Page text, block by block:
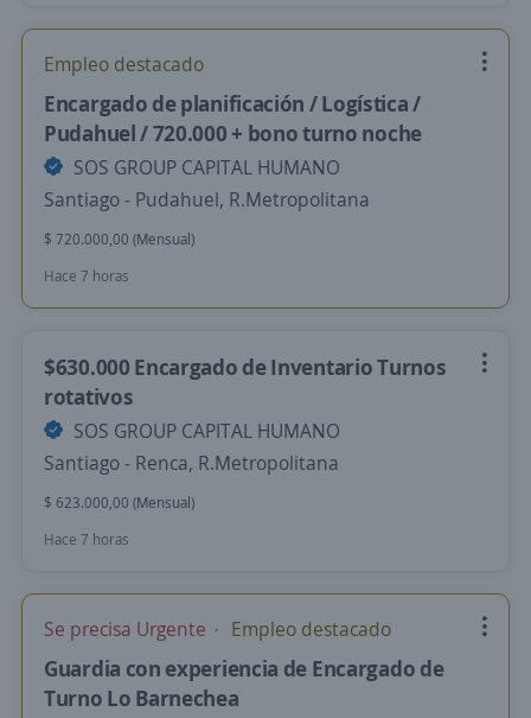
Empleo destacado
Encargado de planificación / Logística /
Pudahuel / 720.000 + bono turno noche
SOS GROUP CAPITAL HUMANO
Santiago - Pudahuel, R.Metropolitana
$ 720.000,00 (Mensual)
Hace 7 horas
$630.000 Encargado de Inventario Turnos
rotativos
SOS GROUP CAPITAL HUMANO
Santiago - Renca, R.Metropolitana
$ 623.000,00 (Mensual)
Hace 7 horas
Se precisa Urgente Empleo destacado
Guardia con experiencia de Encargado de
Turno Lo Barnechea